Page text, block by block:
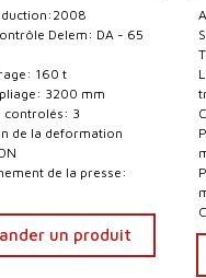
Delem: DA - 65
160 t
3200 mm
controlés: 3
de la deformation
de la presse:
un produit